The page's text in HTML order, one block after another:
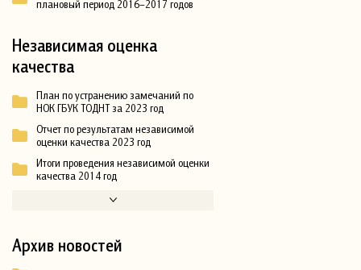
плановый период 2016–2017 годов
Независимая оценка
качества
План по устранению замечаний по
НОК ГБУК ТОДНТ за 2023 год
Отчет по результатам независимой
оценки качества 2023 год
Итоги проведения независимой оценки
качества 2014 год
Архив новостей